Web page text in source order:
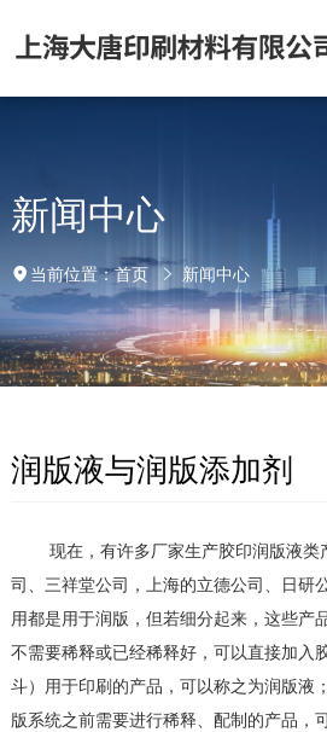
新闻中心
当前位置：首页 新闻中心
润版液与润版添加剂
现在，有许多厂家生产胶印润版液类
司、三祥堂公司，上海的立德公司、日研
用都是用于润版，但若细分起来，这些产
不需要稀释或已经稀释好，可以直接加入
斗）用于印刷的产品，可以称之为润版液
版系统之前需要进行稀释、配制的产品，